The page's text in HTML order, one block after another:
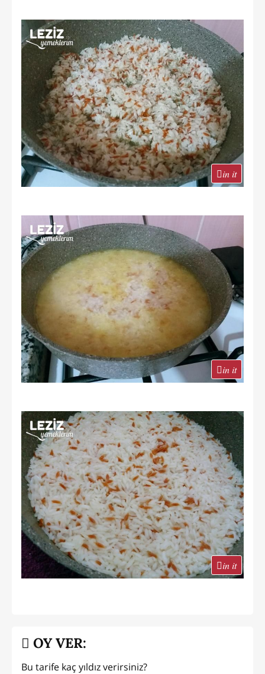
in it
in it
in it
OY VER:
Bu tarife kaç yıldız verirsiniz?